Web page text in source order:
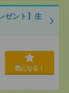
ゼント】生
気になる！